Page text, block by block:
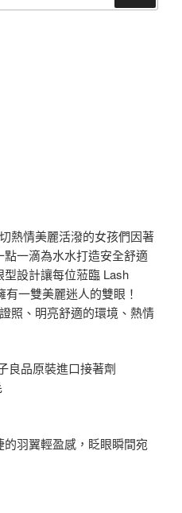
熱情美麗活潑的女孩們因著
一滴為水水打造安全舒適
設計讓每位蒞臨 Lash
一雙美麗迷人的雙眼！
照、明亮舒適的環境、熱情
良品原裝進口接著劑
羽翼輕盈感，眨眼瞬間宛